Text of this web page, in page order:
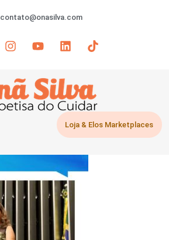
contato@onasilva.com
Loja & Elos Marketplaces